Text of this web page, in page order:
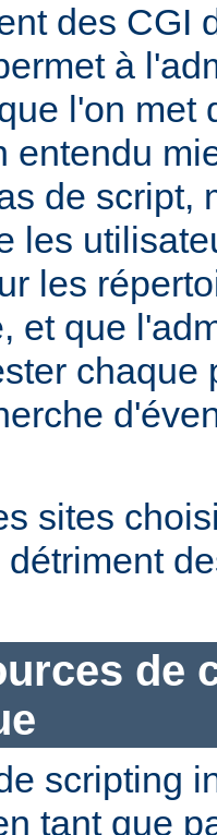
des CGI
à
l'on met
entendu
de script,
les
les
et que
chaque
sites
de
scripting
tant que